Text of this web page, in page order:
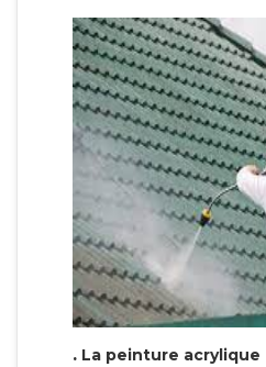
. La peinture acrylique